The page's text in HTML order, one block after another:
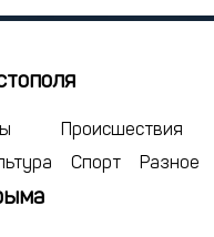
27 28 29
сегодня
Происшествия
Спорт Разное